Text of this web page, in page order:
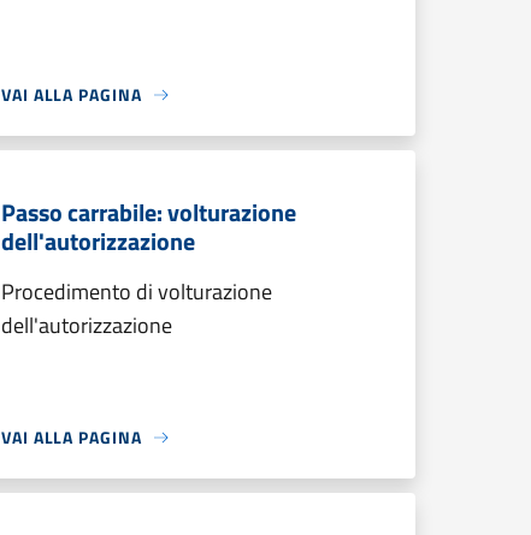
VAI ALLA PAGINA
Passo carrabile: volturazione
dell'autorizzazione
Procedimento di volturazione
dell'autorizzazione
VAI ALLA PAGINA